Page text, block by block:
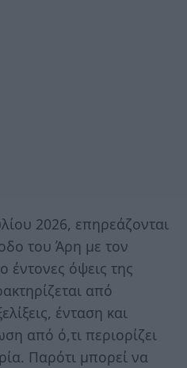
2026, επηρεάζονται
του Άρη με τον
έντονες όψεις της
από
ένταση και
από ό,τι περιορίζει
Παρότι μπορεί να